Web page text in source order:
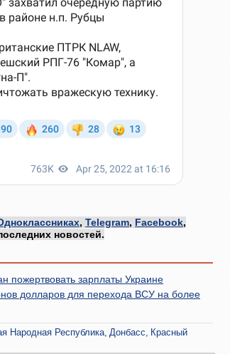
, Telegram, Facebook,
новостей.
пожертвовать зарплаты Украине
долларов для перехода ВСУ на более
Народная Республика Донбасс Красный